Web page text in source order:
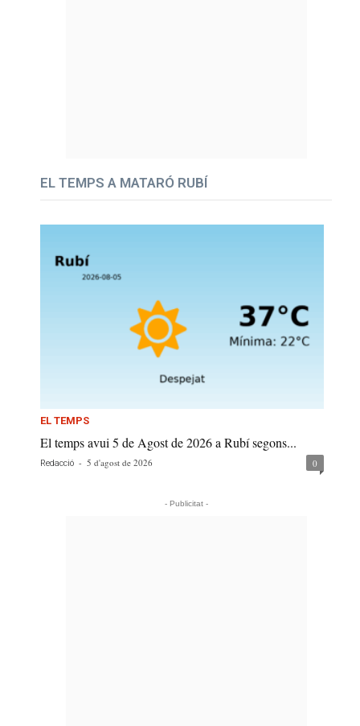
EL TEMPS A MATARÓ RUBÍ
EL TEMPS
El temps avui 5 de Agost de 2026 a Rubí segons...
Redacció - 5 d'agost de 2026 0
- Publicitat -